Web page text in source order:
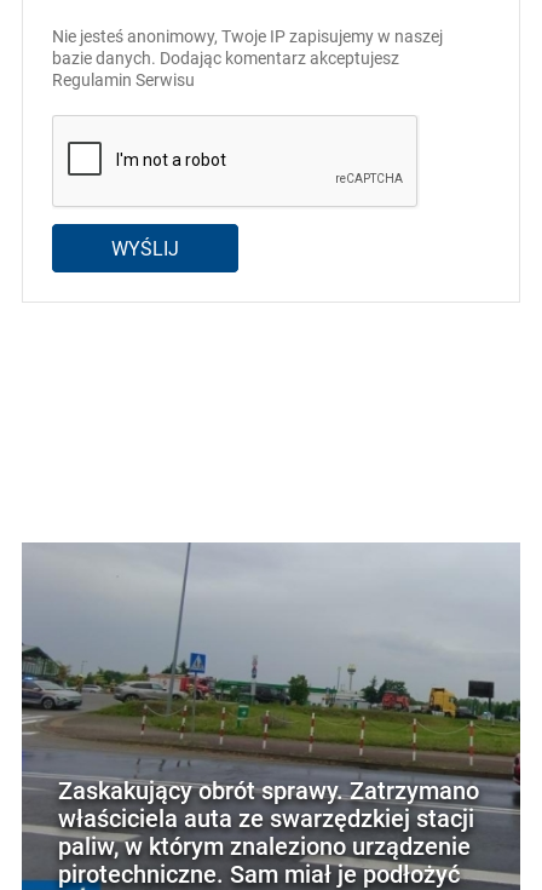
Nie jesteś anonimowy, Twoje IP zapisujemy w naszej
bazie danych. Dodając komentarz akceptujesz
Regulamin Serwisu
WYŚLIJ
Zaskakujący obrót sprawy. Zatrzymano
właściciela auta ze swarzędzkiej stacji
paliw, w którym znaleziono urządzenie
pirotechniczne. Sam miał je podłożyć